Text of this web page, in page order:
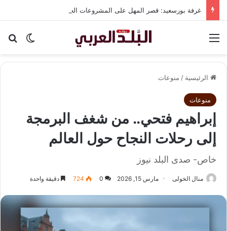
الوضع
الرئيسية / منوعات
منوعات
إبراهيم فتحي.. من شغف البرمجة
إلى رحلات النجاح حول العالم
خاص- صدى البلد نيوز
منال الخولى مارس 15, 2026 0
724 دقيقة واحدة